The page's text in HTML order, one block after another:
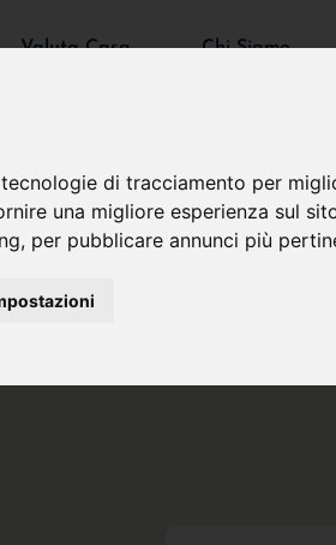
di tracciamento per
una migliore esperienza sul
, per pubblicare annunci più
Valuta Casa Chi Siamo